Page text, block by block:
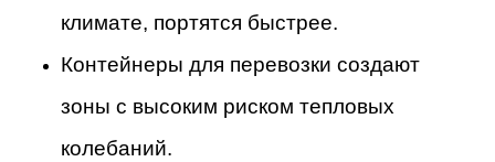
климате, портятся быстрее.
Контейнеры для перевозки создают
зоны с высоким риском тепловых
колебаний.